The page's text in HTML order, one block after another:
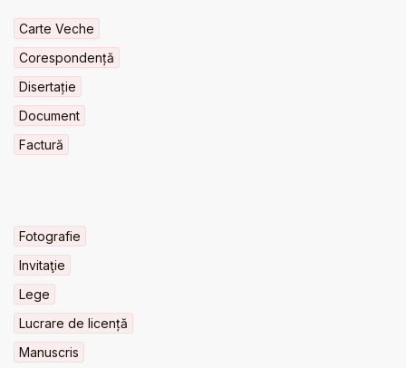
Carte Veche
Corespondență
Disertație
Document
Factură
Fotografie
Invitaţie
Lege
Lucrare de licență
Manuscris